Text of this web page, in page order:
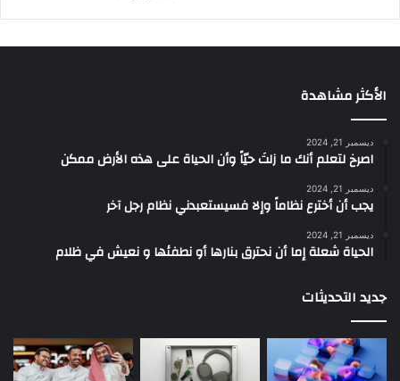
الأكثر مشاهدة
ديسمبر 21, 2024
‫اصرخ لتعلم أنك ما زلتَ حيّاً وأن الحياة على هذه الأرض ممكن
ديسمبر 21, 2024
يجب أن أخترع نظاماً وإلا فسيستعبدني نظام رجل آخر
ديسمبر 21, 2024
الحياة شعلة إما أن نحترق بنارها أو نطفئها و نعيش في ظلام
جديد التحديثات